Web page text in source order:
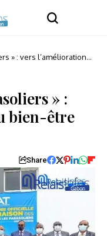
» : vers l’amélioration
» :
bien-être
Share